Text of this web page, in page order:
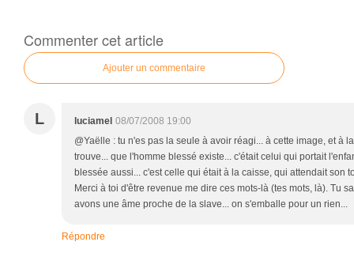
Commenter cet article
Ajouter un commentaire
L luciamel 08/07/2008 19:00
@Yaëlle : tu n'es pas la seule à avoir réagi... à cette image, et à
trouve... que l'homme blessé existe... c'était celui qui portait
blessée aussi... c'est celle qui était à la caisse, qui attendait son
Merci à toi d'être revenue me dire ces mots-là (tes mots, là). Tu
avons une âme proche de la slave... on s'emballe pour un rien...
Répondre